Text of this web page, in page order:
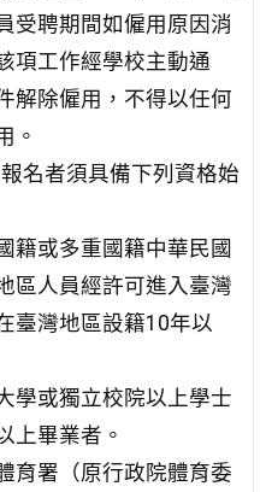
受聘期間如僱用原因消
項工作經學校主動通
解除僱用，不得以任何
。
名者須具備下列資格始
籍或多重國籍中華民國
區人員經許可進入臺灣
臺灣地區設籍10年以
學或獨立校院以上學士
上畢業者。
育署（原行政院體育委